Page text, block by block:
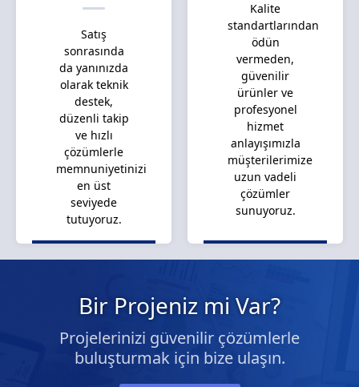
Satış
sonrasında
da yanınızda
olarak teknik
destek,
düzenli takip
ve hızlı
çözümlerle
memnuniyetinizi
en üst
seviyede
tutuyoruz.
Kalite
standartlarından
ödün
vermeden,
güvenilir
ürünler ve
profesyonel
hizmet
anlayışımızla
müşterilerimize
uzun vadeli
çözümler
sunuyoruz.
Bir Projeniz mi Var?
Projelerinizi güvenilir çözümlerle
buluşturmak için bize ulaşın.